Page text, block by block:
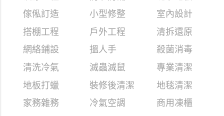
傢俬訂造
小型修整
室內設計
搭棚工程
戶外工程
清拆還原
網絡鋪設
搵人手
殺菌消毒
清洗冷氣
滅蟲滅鼠
專業清潔
地板打蠟
裝修後清潔
地毯清潔
家務雜務
冷氣空調
商用凍櫃